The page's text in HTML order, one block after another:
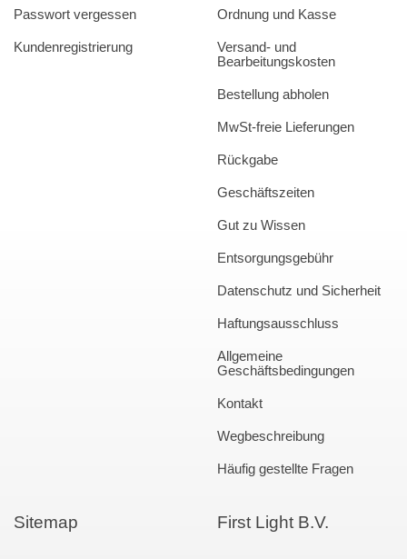
Ordnung und Kasse
Versand- und
Bearbeitungskosten
Bestellung abholen
MwSt-freie Lieferungen
Rückgabe
Geschäftszeiten
Gut zu Wissen
Entsorgungsgebühr
Datenschutz und Sicherheit
Haftungsausschluss
Allgemeine
Geschäftsbedingungen
Kontakt
Wegbeschreibung
Häufig gestellte Fragen
Passwort vergessen
Kundenregistrierung
Sitemap First Light B.V.